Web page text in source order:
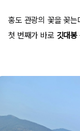
홍도 관광의 꽃을 꽂
첫 번째가 바로 깃대봉